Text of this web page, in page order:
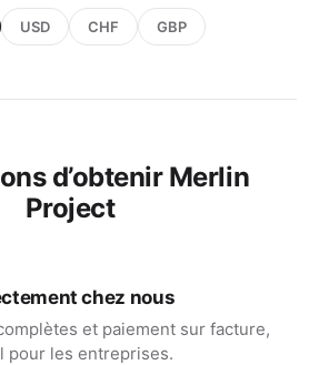
USD CHF GBP
d’obtenir Merlin
Project
chez nous
et paiement sur facture,
pour les entreprises.